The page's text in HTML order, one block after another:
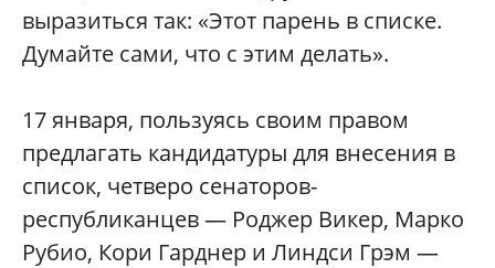
выразиться так: «Этот парень в списке.
Думайте сами, что с этим делать».
17 января, пользуясь своим правом
предлагать кандидатуры для внесения в
список, четверо сенаторов-
республиканцев — Роджер Викер, Марко
Рубио, Кори Гарднер и Линдси Грэм —